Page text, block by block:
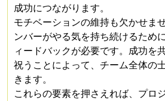
成功につながります。
モチベーションの維持も欠かせま
ンバーがやる気を持ち続けるため
ィードバックが必要です。成功を
祝うことによって、チーム全体の
きます。
これらの要素を押さえれば、プロ